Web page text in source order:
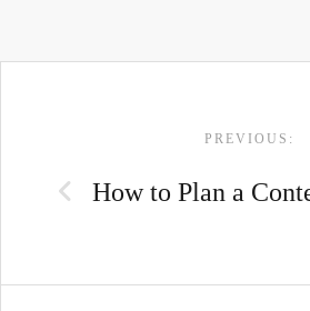
NAVIGATION
PREVIOUS:
How to Plan a